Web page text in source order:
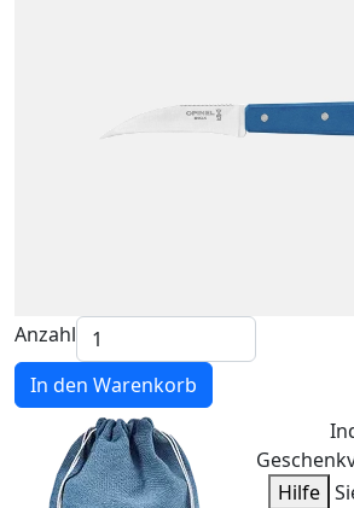
Anzahl
In den Warenkorb
Hilfe